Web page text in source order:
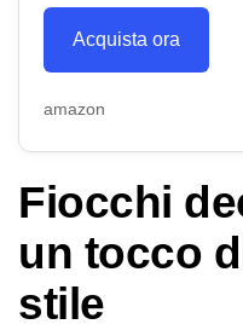
Acquista ora
amazon
Fiocchi
un tocco
stile